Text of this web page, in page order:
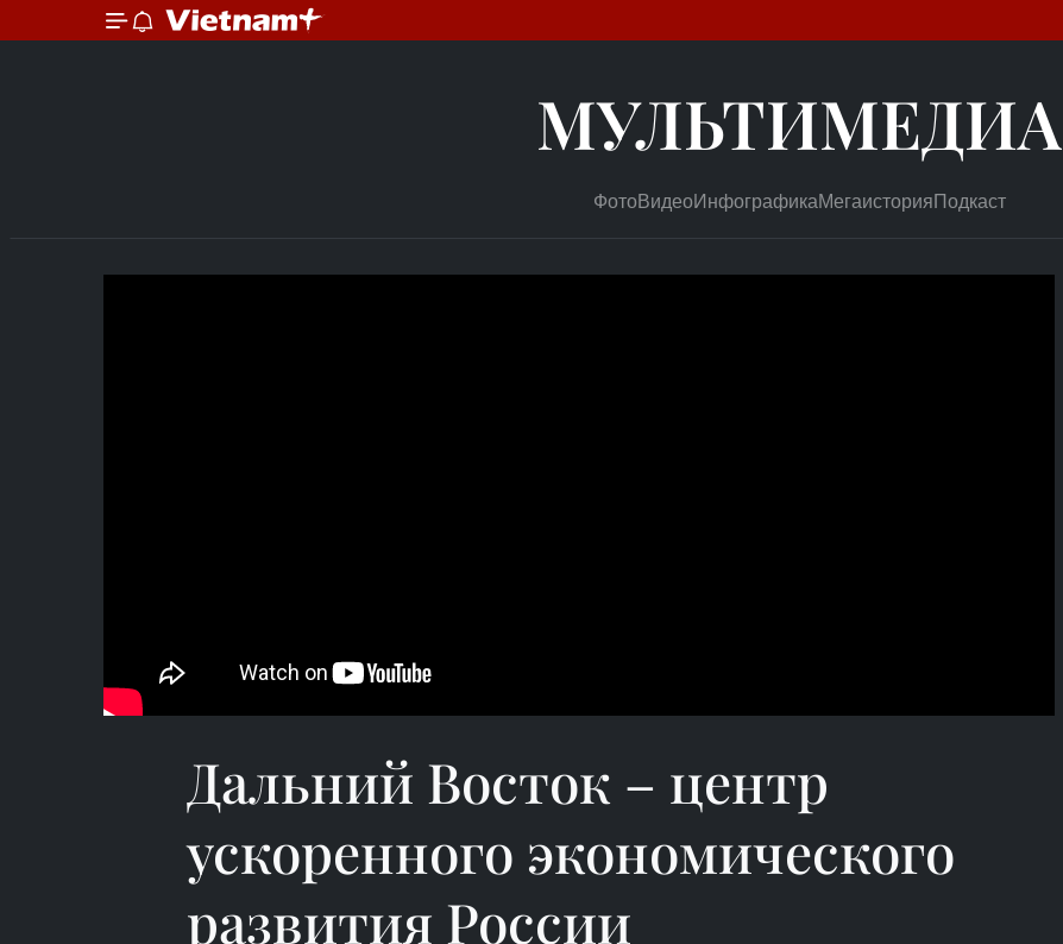
МУЛЬТИМЕДИА
ФотоВидеоИнфографикаМегаисторияПодкаст
Дальний Восток – центр
ускоренного экономического
развития России